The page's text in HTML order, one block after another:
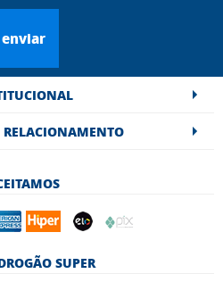
enviar
RELACIONAMENTO
SUPER